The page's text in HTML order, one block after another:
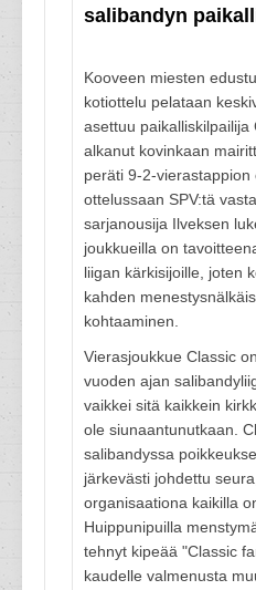
salibandyn
Kooveen miesten
kotiottelu pelataan
asettuu paikalliskilpailija
alkanut kovinkaan
peräti 9-2-vierastappion
ottelussaan SPV:tä
sarjanousija Ilveksen
joukkueilla on
liigan kärkisijoille, joten
kahden
kohtaaminen.
Vierasjoukkue Classic
vuoden ajan
vaikkei sitä kaikkein
ole siunaantunutkaan.
salibandyssa
järkevästi johdettu
organisaationa kaikilla
Huippunipuilla
tehnyt kipeää "Classic
kaudelle valmenusta